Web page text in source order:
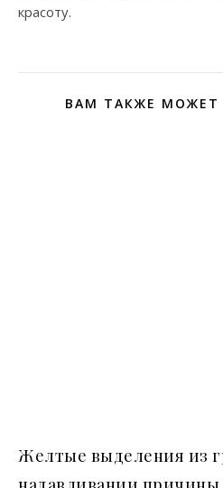
красоту.
ВАМ ТАКЖЕ МОЖЕТ
Желтые выделения из